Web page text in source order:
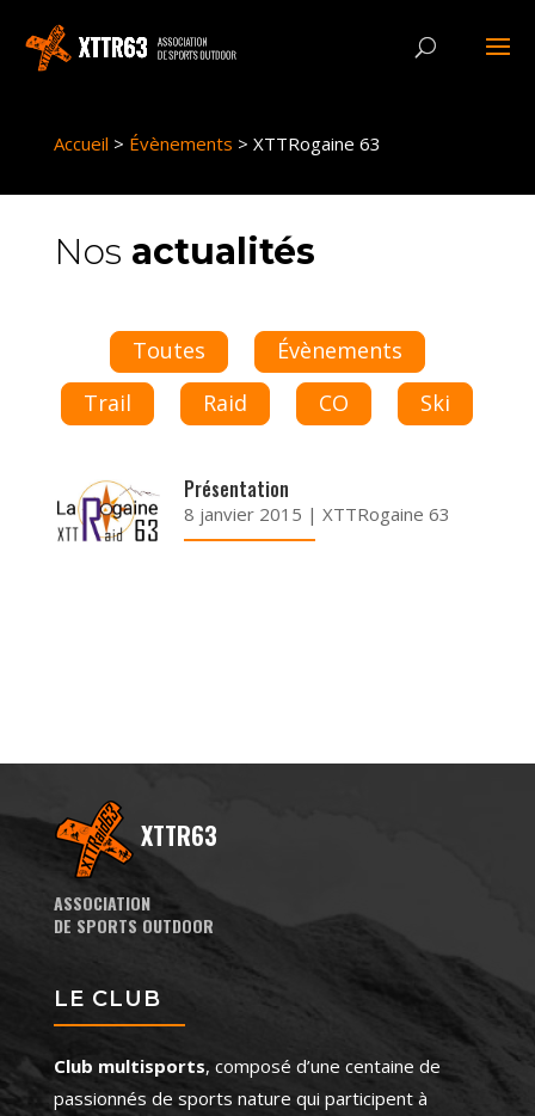
Accueil > Évènements > XTTRogaine 63
Nos actualités
Toutes
Évènements
Trail
Raid CO Ski
Présentation
8 janvier 2015 |XTTRogaine 63
XTTR63
ASSOCIATION
DE SPORTS OUTDOOR
LE CLUB
Club multisports, composé d’une centaine de
passionnés de sports nature qui participent à